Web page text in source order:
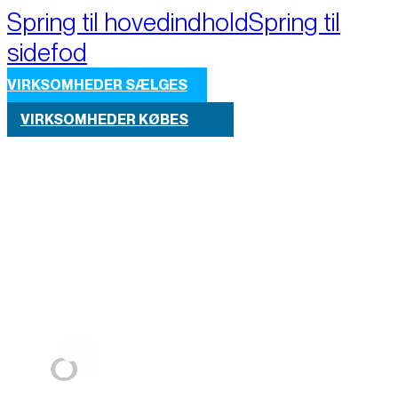
Spring til hovedindholdSpring til
sidefod
VIRKSOMHEDER SÆLGES
VIRKSOMHEDER KØBES